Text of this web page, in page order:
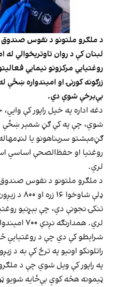
د ملګرو ملتونو د نفوس صندوق
لبنان کې د روان تاوتریخوالي له
روغتیايي مرکزونو نیمایي
زرګونه کورنۍ او امیندواره
بې‌برخې شوې دي.
شوي، چې په کې ګڼ شمېر ښځې
ګڼ‌مېشتو سرپناهونو یا
روغتیا او حفظ‌الصحې اساسي
لري.
د ملګرو ملتونو د نفوس صندوق
تنکۍ نجونې دي، چې بېړنیو
لري.
شرایطو کې دي چې د روغتیايي
راتلونکو اونیو په ترڅ کې به د
په راپور کې ویل شوي چې د
ټیمونه هڅه کوي بې‌ځایه شویو